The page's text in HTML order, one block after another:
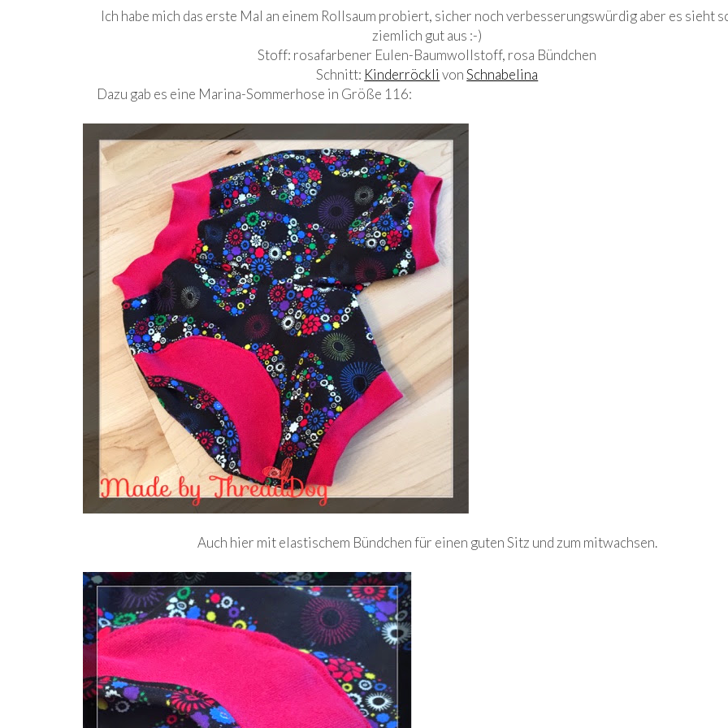
Ich habe mich das erste Mal an einem Rollsaum probiert, sicher noch verbesserungswürdig aber es sieht
ziemlich gut aus :-)
Stoff: rosafarbener Eulen-Baumwollstoff, rosa Bündchen
Schnitt: Kinderröckli vonSchnabelina
Dazu gab es eine Marina-Sommerhose in Größe 116:
Auch hier mit elastischem Bündchen für einen guten Sitz und zum mitwachsen.